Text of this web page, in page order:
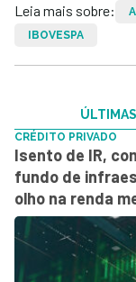
Leia mais sobre:
IBOVESPA
ÚLTIMAS
CRÉDITO PRIVADO
Isento de IR,
fundo de
olho na renda